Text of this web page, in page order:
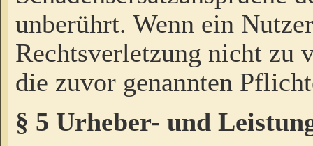
unberührt. Wenn ein
Rechtsverletzung nicht zu
die zuvor genannten
§ 5 Urheber- und